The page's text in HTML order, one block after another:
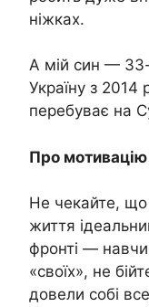
ніжках.
А мій син — 33-
Україну з 2014
перебуває на
Про мотивацію
Не чекайте, що
життя
фронті —
«своїх», не
довели собі